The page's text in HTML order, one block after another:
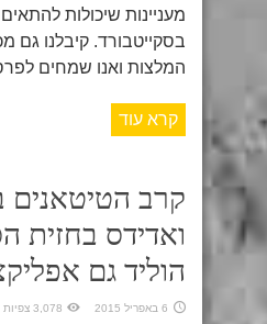
מעניינות שיכולות
בסקייטבורד. קיבלנו גם
המלצות ואנו שמחים
קרא עוד
קרב הטיטאנים
ואדידס בחזית
הוליד גם
6 באפריל 2015 3,078 צפיות